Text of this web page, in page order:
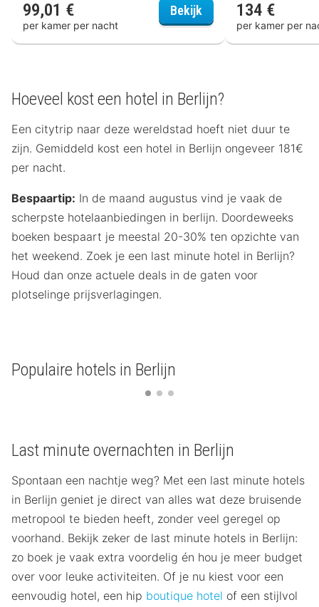
99,01 €
per kamer per nacht
Bekijk Hotel Moa Berlin
134 €
per kamer per
Hoeveel kost een hotel in Berlijn?
Een citytrip naar deze wereldstad hoeft niet duur te
zijn. Gemiddeld kost een hotel in Berlijn ongeveer 181€
per nacht.
Bespaartip: In de maand augustus vind je vaak de
scherpste hotelaanbiedingen in berlijn. Doordeweeks
boeken bespaart je meestal 20-30% ten opzichte van
het weekend. Zoek je een last minute hotel in Berlijn?
Houd dan onze actuele deals in de gaten voor
plotselinge prijsverlagingen.
Populaire hotels in Berlijn
Last minute overnachten in Berlijn
Spontaan een nachtje weg? Met een last minute hotels
in Berlijn geniet je direct van alles wat deze bruisende
metropool te bieden heeft, zonder veel geregel op
voorhand. Bekijk zeker de last minute hotels in Berlijn:
zo boek je vaak extra voordelig én hou je meer budget
over voor leuke activiteiten. Of je nu kiest voor een
eenvoudig hotel, een hip boutique hotel of een stijlvol